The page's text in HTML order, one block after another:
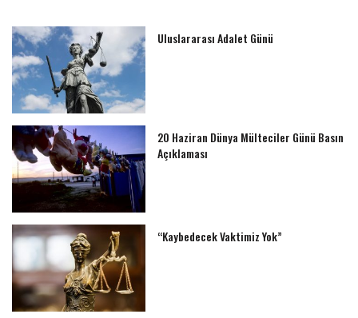
Uluslararası Adalet Günü
20 Haziran Dünya Mülteciler Günü Basın
Açıklaması
“Kaybedecek Vaktimiz Yok”